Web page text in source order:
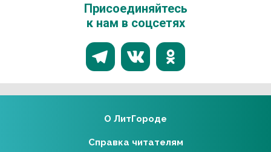
Присоединяйтесь
к нам в соцсетях
О ЛитГороде
Справка читателям